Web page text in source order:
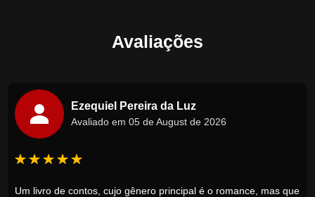
Avaliações
Ezequiel Pereira da Luz
Avaliado em 05 de August de 2026
Um livro de contos, cujo gênero principal é o romance, mas que